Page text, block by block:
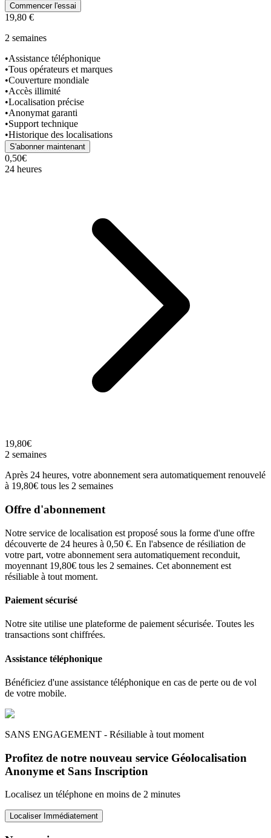
Commencer l'essai
19,80 €
2 semaines
•Assistance téléphonique
•Tous opérateurs et marques
•Couverture mondiale
•Accès illimité
•Localisation précise
•Anonymat garanti
•Support technique
•Historique des localisations
S'abonner maintenant
0,50€
24 heures
19,80€
2 semaines
Après 24 heures, votre abonnement sera automatiquement renouvelé
à 19,80€ tous les 2 semaines
Offre d'abonnement
Notre service de localisation est proposé sous la forme d'une offre
découverte de 24 heures à 0,50 €. En l'absence de résiliation de
votre part, votre abonnement sera automatiquement reconduit,
moyennant 19,80€ tous les 2 semaines. Cet abonnement est
résiliable à tout moment.
Paiement sécurisé
Notre site utilise une plateforme de paiement sécurisée. Toutes les
transactions sont chiffrées.
Assistance téléphonique
Bénéficiez d'une assistance téléphonique en cas de perte ou de vol
de votre mobile.
SANS ENGAGEMENT - Résiliable à tout moment
Profitez de notre nouveau service Géolocalisation
Anonyme et Sans Inscription
Localisez un téléphone en moins de 2 minutes
Localiser Immédiatement